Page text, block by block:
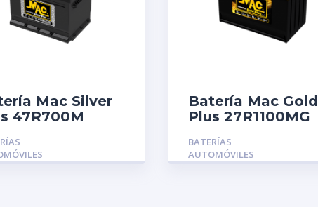
Mac Silver
47R700M
Batería Mac Gold
Plus 27R1100MG
BATERÍAS
AUTOMÓVILES